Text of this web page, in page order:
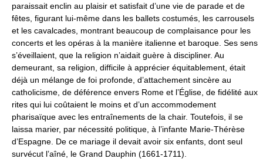
paraissait enclin au plaisir et satisfait d’une vie de parade et de
fêtes, figurant lui-même dans les ballets costumés, les carrousels
et les cavalcades, montrant beaucoup de complaisance pour les
concerts et les opéras à la manière italienne et baroque. Ses sens
s’éveillaient, que la religion n’aidait guère à discipliner. Au
demeurant, sa religion, difficile à apprécier équitablement, était
déjà un mélange de foi profonde, d’attachement sincère au
catholicisme, de déférence envers Rome et l’Église, de fidélité aux
rites qui lui coûtaient le moins et d’un accommodement
pharisaïque avec les entraînements de la chair. Toutefois, il se
laissa marier, par nécessité politique, à l’infante Marie-Thérèse
d’Espagne. De ce mariage il devait avoir six enfants, dont seul
survécut l’aîné, le Grand Dauphin (1661-1711).